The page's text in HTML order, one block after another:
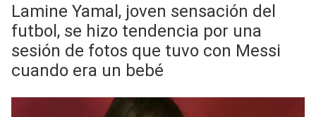
Lamine Yamal, joven sensación del
futbol, se hizo tendencia por una
sesión de fotos que tuvo con Messi
cuando era un bebé